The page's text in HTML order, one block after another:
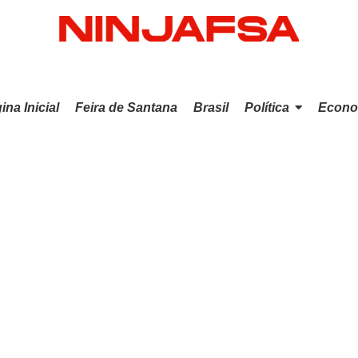
Inicial Feira de Santana Brasil Política